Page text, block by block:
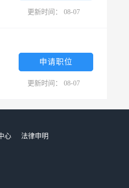
更新时间： 08-07
申请职位
更新时间： 08-07
心
法律申明